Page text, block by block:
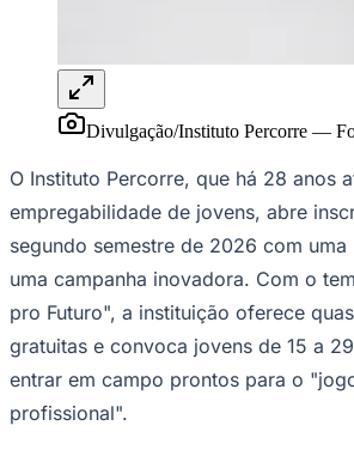
Panorama Econômico
Panorama Econômico
Para Sua Empresa
Anuncie no Portal
Verificar EmpresaNovo
Publicidade Legal
NBA
NFL
UFC
Tênis (ATP)
Divulgação/Instituto Percorre —
O Instituto Percorre, que há 28 anos
empregabilidade de jovens, abre
segundo semestre de 2026 com
uma campanha inovadora. Com o
pro Futuro", a instituição oferece
gratuitas e convoca jovens de 15 a
entrar em campo prontos para o
profissional".